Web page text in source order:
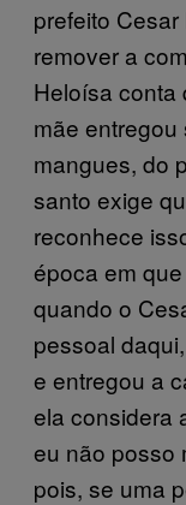
prefeito
remover a
Heloísa conta
mãe
mangues, do
santo exige
reconhece
época em
quando o
pessoal
e entregou a
ela considera
eu não posso
pois, se uma